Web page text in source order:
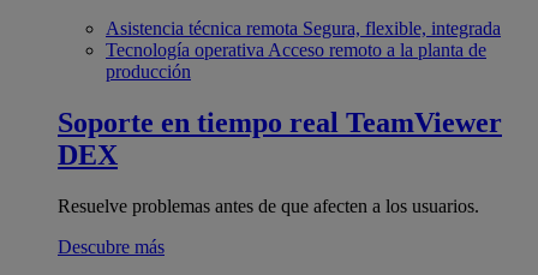
Asistencia técnica remota Segura, flexible, integrada
Tecnología operativa Acceso remoto a la planta de
producción
Soporte en tiempo real TeamViewer
DEX
Resuelve problemas antes de que afecten a los usuarios.
Descubre más